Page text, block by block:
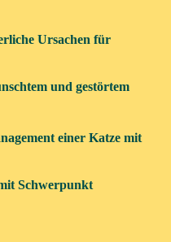
Ursachen für
und gestörtem
einer Katze mit
Schwerpunkt